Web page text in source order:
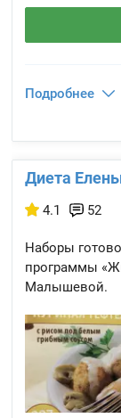
Подробнее
Диета
4.1 52
Наборы
программы
Малышевой.